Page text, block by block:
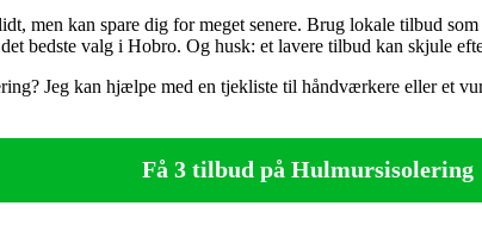
men kan spare dig for meget senere. Brug lokale tilbud
bedste valg i Hobro. Og husk: et lavere tilbud kan skjule
Jeg kan hjælpe med en tjekliste til håndværkere eller et
Få 3 tilbud på Hulmursisolering